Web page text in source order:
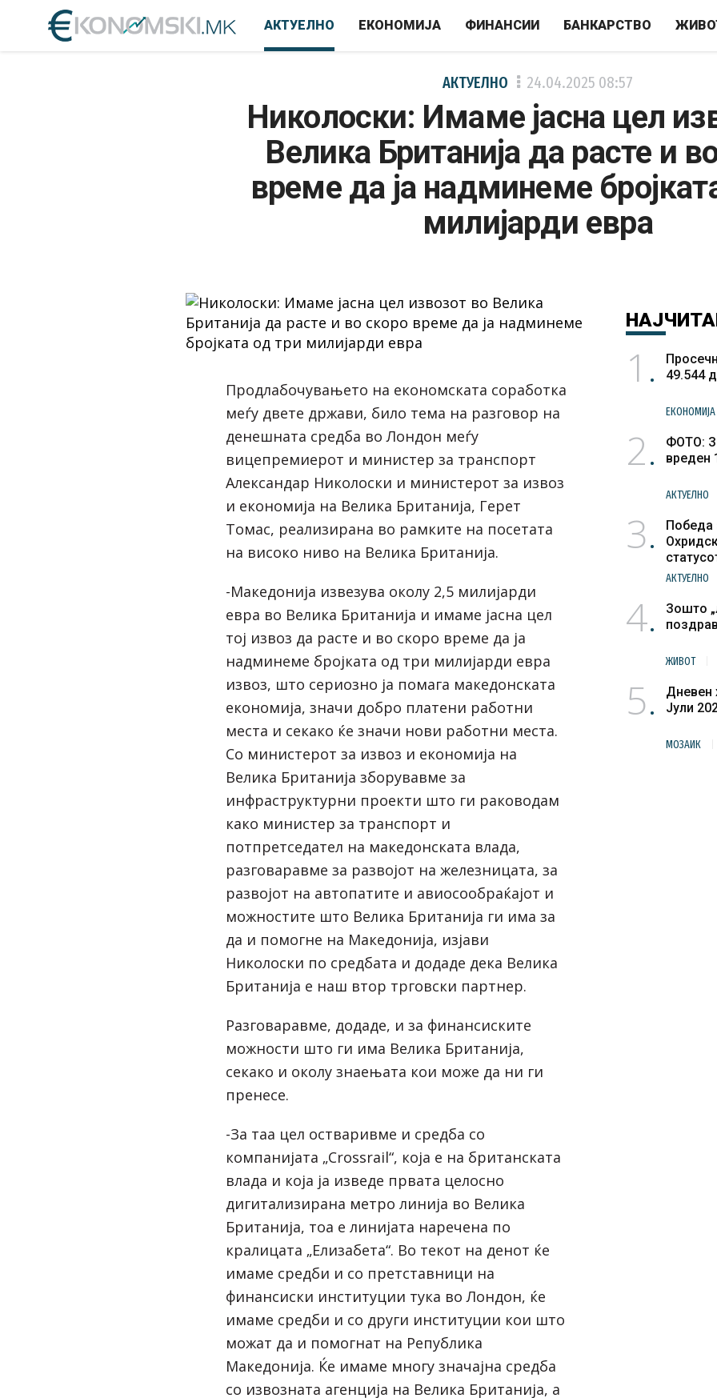
АКТУЕЛНО ЕКОНОМИЈА ФИНАНСИИ БАНКАРСТВО
АКТУЕЛНО 24.04.2025 08:57
Николоски: Имаме јасна цел
Велика Британија да расте и
време да ја надминеме
милијарди евра
Продлабочувањето на економската соработка
меѓу двете држави, било тема на разговор на
денешната средба во Лондон меѓу
вицепремиерот и министер за транспорт
Александар Николоски и министерот за извоз
и економија на Велика Британија, Герет
Томас, реализирана во рамките на посетата
на високо ниво на Велика Британија.
-Македонија извезува околу 2,5 милијарди
евра во Велика Британија и имаме јасна цел
тој извоз да расте и во скоро време да ја
надминеме бројката од три милијарди евра
извоз, што сериозно ја помага македонската
економија, значи добро платени работни
места и секако ќе значи нови работни места.
Со министерот за извоз и економија на
Велика Британија зборувавме за
инфраструктурни проекти што ги раководам
како министер за транспорт и
потпретседател на македонската влада,
разговаравме за развојот на железницата, за
развојот на автопатите и авиосообраќајот и
можностите што Велика Британија ги има за
да и помогне на Македонија, изјави
Николоски по средбата и додаде дека Велика
Британија е наш втор трговски партнер.
Разговаравме, додаде, и за финансиските
можности што ги има Велика Британија,
секако и околу знаењата кои може да ни ги
пренесе.
-За таа цел остваривме и средба со
компанијата „Crossrail“, која е на британската
влада и која ја изведе првата целосно
дигитализирана метро линија во Велика
Британија, тоа е линијата наречена по
кралицата „Елизабета“. Во текот на денот ќе
имаме средби и со претставници на
финансиски институции тука во Лондон, ќе
имаме средби и со други институции кои што
можат да и помогнат на Република
Македонија. Ќе имаме многу значајна средба
со извозната агенција на Велика Британија, а
1
49.544
ЕКОНОМИЈА
2
ФОТО:
вреден
АКТУЕЛНО
3
Победа
АКТУЕЛНО
4
Зошто
ЖИВОТ
5
Дневен
Јули
МОЗАИК